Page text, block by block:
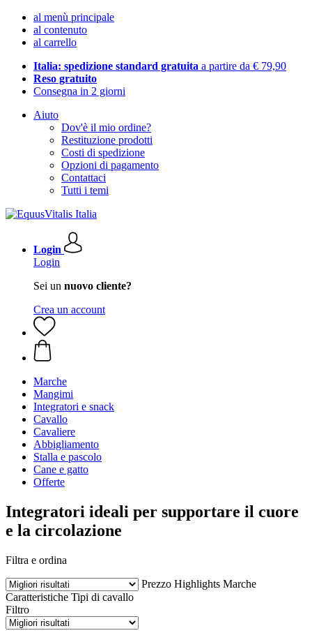
al menù principale
al contenuto
al carrello
Italia: spedizione standard gratuita a partire da € 79,90
Reso gratuito
Consegna in 2 giorni
Aiuto
Dov'è il mio ordine?
Restituzione prodotti
Costi di spedizione
Opzioni di pagamento
Contattaci
Tutti i temi
Login
Login
Sei un nuovo cliente?
Crea un account
Marche
Mangimi
Integratori e snack
Cavallo
Cavaliere
Abbigliamento
Stalla e pascolo
Cane e gatto
Offerte
Integratori ideali per supportare il cuore
e la circolazione
Filtra e ordina
Prezzo Highlights Marche
Caratteristiche Tipi di cavallo
Filtro